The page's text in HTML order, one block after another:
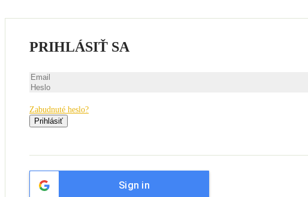
PRIHLÁSIŤ SA
Zabudnuté heslo?
Prihlásiť
Sign in